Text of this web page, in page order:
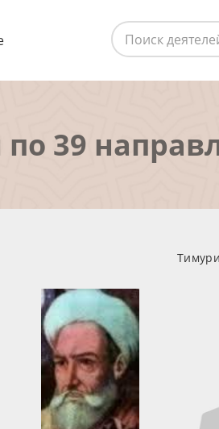
по 39